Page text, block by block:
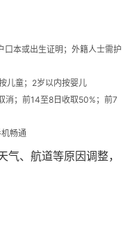
本或出生证明；外籍人士需护
儿童；2岁以内按婴儿
消；前14至8日收取50%；前7
畅通
气、航道等原因调整，